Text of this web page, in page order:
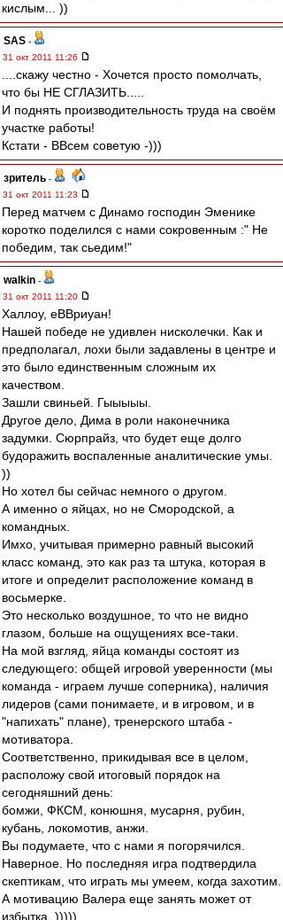
кислым... ))
SAS -
31 окт 2011 11:26
....скажу честно - Хочется просто помолчать,
что бы НЕ СГЛАЗИТЬ.....
И поднять производительность труда на своём
участке работы!
Кстати - ВВсем советую -)))
зpитель -
31 окт 2011 11:23
Перед матчем с Динамо господин Эменике
коротко поделился с нами сокровенным :" Не
победим, так сьедим!"
walkin -
31 окт 2011 11:20
Халлоу, еВВриуан!
Нашей победе не удивлен нисколечки. Как и
предполагал, лохи были задавлены в центре и
это было единственным сложным их
качеством.
Зашли свиньей. Гыыыыы.
Другое дело, Дима в роли наконечника
задумки. Сюрпрайз, что будет еще долго
будоражить воспаленные аналитические умы.
))
Но хотел бы сейчас немного о другом.
А именно о яйцах, но не Смородской, а
командных.
Имхо, учитывая примерно равный высокий
класс команд, это как раз та штука, которая в
итоге и определит расположение команд в
восьмерке.
Это несколько воздушное, то что не видно
глазом, больше на ощущениях все-таки.
На мой взгляд, яйца команды состоят из
следующего: общей игровой уверенности (мы
команда - играем лучше соперника), наличия
лидеров (сами понимаете, и в игровом, и в
"напихать" плане), тренерского штаба -
мотиватора.
Соответственно, прикидывая все в целом,
расположу свой итоговый порядок на
сегодняшний день:
бомжи, ФКСМ, конюшня, мусарня, рубин,
кубань, локомотив, анжи.
Вы подумаете, что с нами я погорячился.
Наверное. Но последняя игра подтвердила
скептикам, что играть мы умеем, когда захотим.
А мотивацию Валера еще занять может от
избытка. )))))